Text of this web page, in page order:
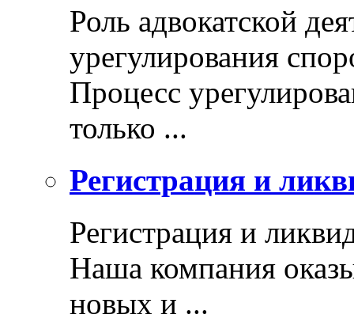
Роль адвокатской
урегулирования
Процесс
только ...
Регистрация и
Регистрация и
Наша компания
новых и ...